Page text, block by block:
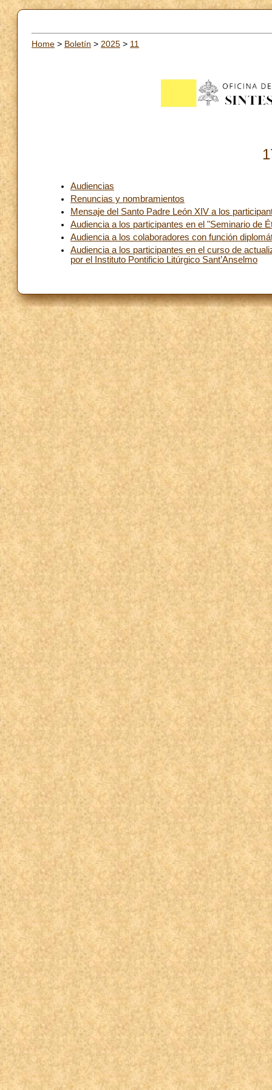
Home > Boletín > 2025 > 11
Audiencias
Renuncias y nombramientos
Mensaje del Santo Padre León XIV a los
Audiencia a los participantes en el "Seminario de
Audiencia a los colaboradores con función
Audiencia a los participantes en el curso de
por el Instituto Pontificio Litúrgico Sant’Anselmo